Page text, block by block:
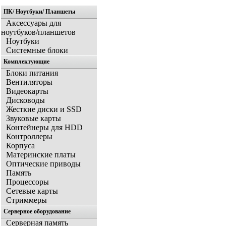
ПК/ Ноутбуки/ Планшеты
Аксессуары для
ноутбуков/планшетов
Ноутбуки
Системные блоки
Комплектующие
Блоки питания
Вентиляторы
Видеокарты
Дисководы
Жесткие диски и SSD
Звуковые карты
Контейнеры для HDD
Контроллеры
Корпуса
Материнские платы
Оптические приводы
Память
Процессоры
Сетевые карты
Стриммеры
Серверное оборудование
Серверная память